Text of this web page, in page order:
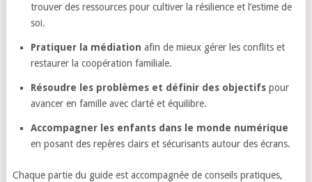
trouver des ressources pour cultiver la résilience et l’estime de
soi.
Pratiquer la médiation afin de mieux gérer les conflits et
restaurer la coopération familiale.
Résoudre les problèmes et définir des objectifs pour
avancer en famille avec clarté et équilibre.
Accompagner les enfants dans le monde numérique
en posant des repères clairs et sécurisants autour des écrans.
Chaque partie du guide est accompagnée de conseils pratiques,